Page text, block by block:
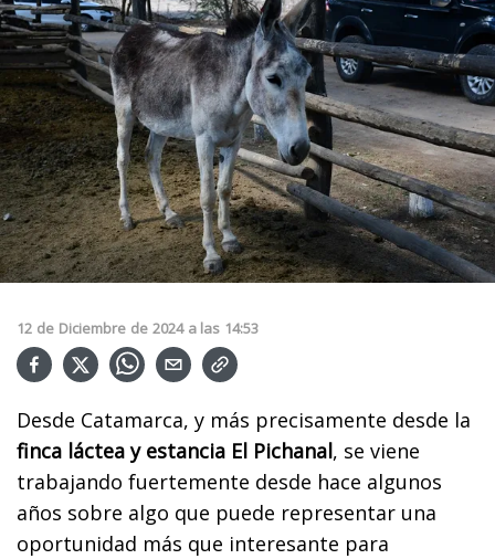
12 de Diciembre de 2024 a las 14:53
Desde Catamarca, y más precisamente desde la
finca láctea y estancia El Pichanal, se viene
trabajando fuertemente desde hace algunos
años sobre algo que puede representar una
oportunidad más que interesante para